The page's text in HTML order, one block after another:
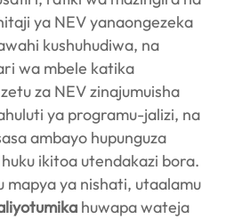
ya NEV yanaongezeka
kushuhudiwa, na
wa mbele katika
za NEV zinajumuisha
ya programu-jalizi, na
ambayo hupunguza
ikitoa utendakazi bora.
mapya ya nishati, utaalamu
huwapa wateja